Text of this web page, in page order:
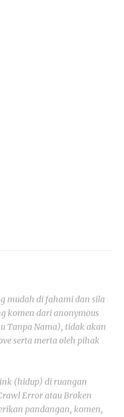
mudah di fahami dan sila
komen dari anonymous
Tanpa Nama), tidak akan
serta merta oleh pihak
(hidup) di ruangan
Error atau Broken
pandangan, komen,